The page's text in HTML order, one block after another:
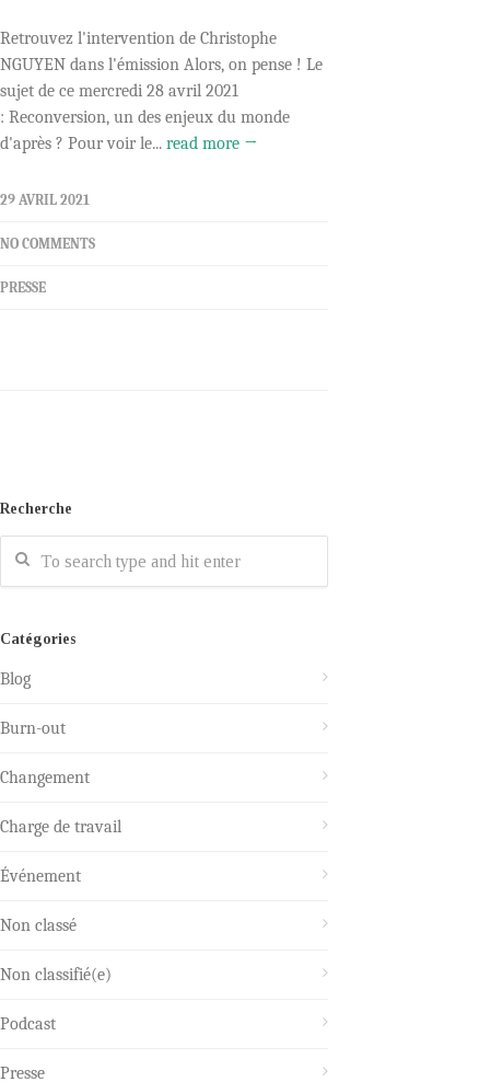
Retrouvez l'intervention de Christophe
NGUYEN dans l'émission Alors, on pense ! Le
sujet de ce mercredi 28 avril 2021
: Reconversion, un des enjeux du monde
d'après ? Pour voir le... read more →
29 AVRIL 2021
NO COMMENTS
PRESSE
Recherche
Catégories
Blog
Burn-out
Changement
Charge de travail
Événement
Non classé
Non classifié(e)
Podcast
Presse